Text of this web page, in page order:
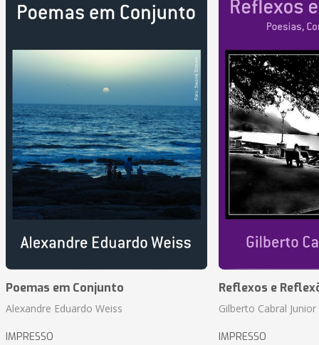
Poemas em Conjunto
Alexandre Eduardo Weiss
IMPRESSO
Reflexos e
Gilberto Cabral Junior
IMPRESSO